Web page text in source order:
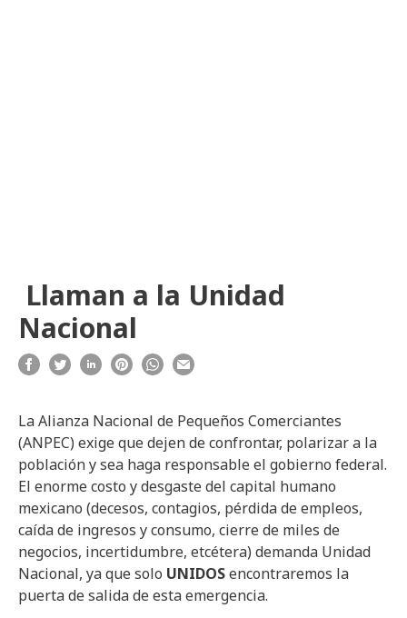
Llaman a la Unidad
Nacional
La Alianza Nacional de Pequeños Comerciantes
(ANPEC) exige que dejen de confrontar, polarizar a la
población y sea haga responsable el gobierno federal.
El enorme costo y desgaste del capital humano
mexicano (decesos, contagios, pérdida de empleos,
caída de ingresos y consumo, cierre de miles de
negocios, incertidumbre, etcétera) demanda Unidad
Nacional, ya que solo UNIDOSencontraremos la
puerta de salida de esta emergencia.